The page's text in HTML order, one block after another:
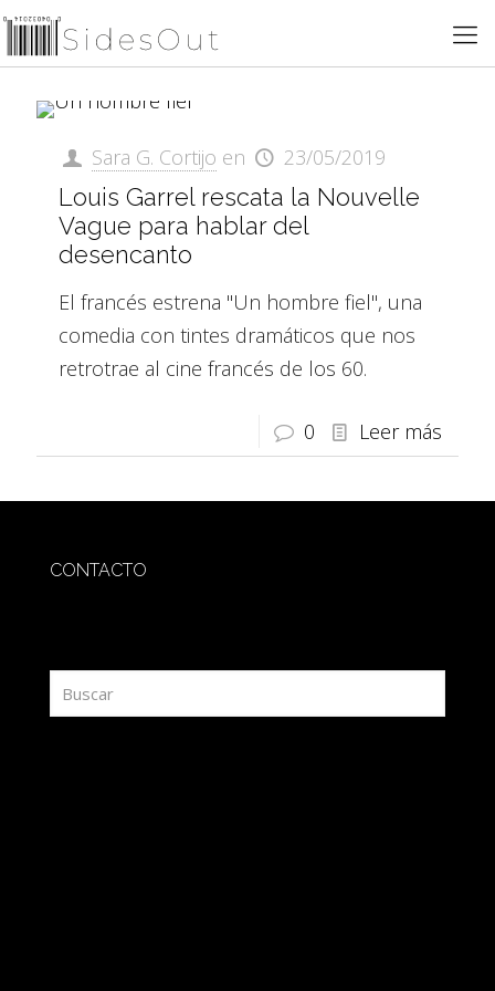
Sara G. Cortijo en 23/05/2019
Louis Garrel rescata la Nouvelle
Vague para hablar del
desencanto
El francés estrena "Un hombre fiel", una
comedia con tintes dramáticos que nos
retrotrae al cine francés de los 60.
0 Leer más
CONTACTO